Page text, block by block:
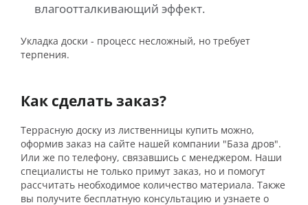
влагоотталкивающий эффект.
Укладка доски - процесс несложный, но требует
терпения.
Как сделать заказ?
Террасную доску из лиственницы купить можно,
оформив заказ на сайте нашей компании "База дров".
Или же по телефону, связавшись с менеджером. Наши
специалисты не только примут заказ, но и помогут
рассчитать необходимое количество материала. Также
вы получите бесплатную консультацию и узнаете о